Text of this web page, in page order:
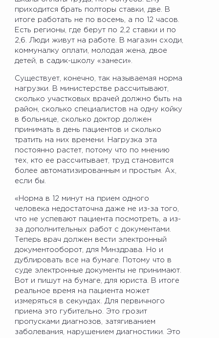
приходится брать полторы ставки, две. В
итоге работать не по восемь, а по 12 часов.
Есть регионы, где берут по 2,2 ставки и по
2,6. Люди живут на работе. В магазин сходи,
коммуналку оплати, молодая жена, двое
детей, в садик-школу «занеси».
Существует, конечно, так называемая норма
нагрузки. В министерстве рассчитывают,
сколько участковых врачей должно быть на
район, сколько специалистов на одну койку
в больнице, сколько доктор должен
принимать в день пациентов и сколько
тратить на них времени. Нагрузка эта
постоянно растет, потому что по мнению
тех, кто ее рассчитывает, труд становится
более автоматизированным и простым. Ах,
если бы.
«Норма в 12 минут на прием одного
человека недостаточна даже не из-за того,
что не успевают пациента посмотреть, а из-
за дополнительных работ с документами.
Теперь врач должен вести электронный
документооборот, для Минздрава. Но и
дублировать все на бумаге. Потому что в
суде электронные документы не принимают.
Вот и пишут на бумаге, для юриста. В итоге
реальное время на пациента может
измеряться в секундах. Для первичного
приема это губительно. Это грозит
пропусками диагнозов, затягиванием
заболевания, нарушением диагностики. Это